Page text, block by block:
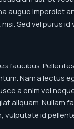
augue imperdiet
Sed vel purus id
faucibus.
Nam a lectus
a enim vel
aliquam. Nullam
vulputate id